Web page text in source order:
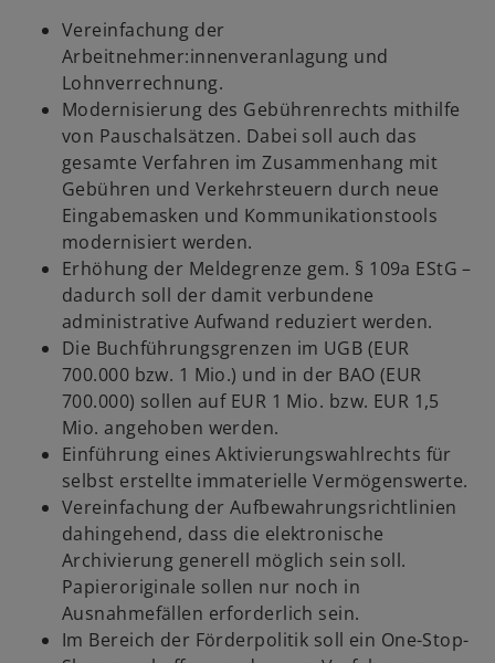
Vereinfachung der
Arbeitnehmer:innenveranlagung und
Lohnverrechnung.
Modernisierung des Gebührenrechts mithilfe
von Pauschalsätzen. Dabei soll auch das
gesamte Verfahren im Zusammenhang mit
Gebühren und Verkehrsteuern durch neue
Eingabemasken und Kommunikationstools
modernisiert werden.
Erhöhung der Meldegrenze gem. § 109a EStG –
dadurch soll der damit verbundene
administrative Aufwand reduziert werden.
Die Buchführungsgrenzen im UGB (EUR
700.000 bzw. 1 Mio.) und in der BAO (EUR
700.000) sollen auf EUR 1 Mio. bzw. EUR 1,5
Mio. angehoben werden.
Einführung eines Aktivierungswahlrechts für
selbst erstellte immaterielle Vermögenswerte.
Vereinfachung der Aufbewahrungsrichtlinien
dahingehend, dass die elektronische
Archivierung generell möglich sein soll.
Papieroriginale sollen nur noch in
Ausnahmefällen erforderlich sein.
Im Bereich der Förderpolitik soll ein One-Stop-